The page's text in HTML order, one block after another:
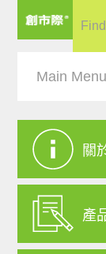
關
產